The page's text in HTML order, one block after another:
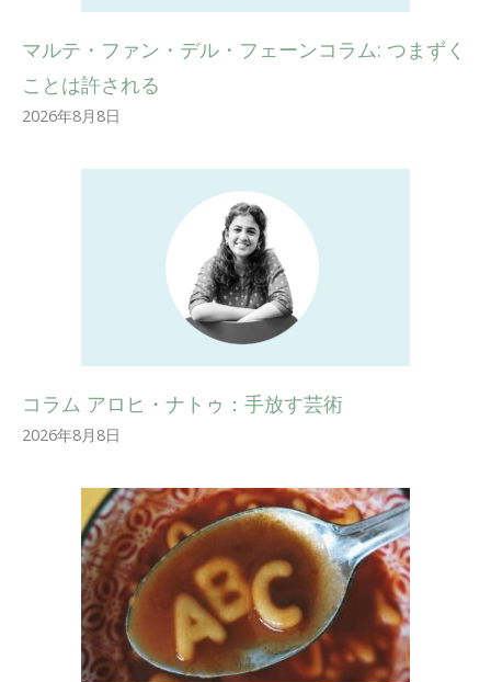
マルテ・ファン・デル・フェーンコラム: つまずく
ことは許される
2026年8月8日
コラム アロヒ・ナトゥ：手放す芸術
2026年8月8日